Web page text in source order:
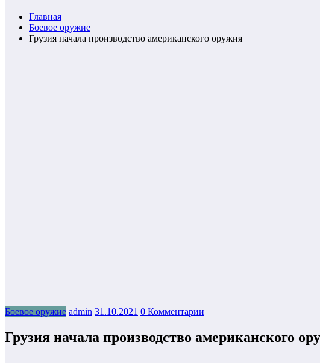
Главная
Боевое оружие
Грузия начала производство американского оружия
Боевое оружие admin 31.10.2021 0 Комментарии
Грузия начала производство американского